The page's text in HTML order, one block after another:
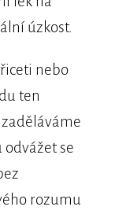
úzkost.
nebo
ten
odvážet se
rozumu